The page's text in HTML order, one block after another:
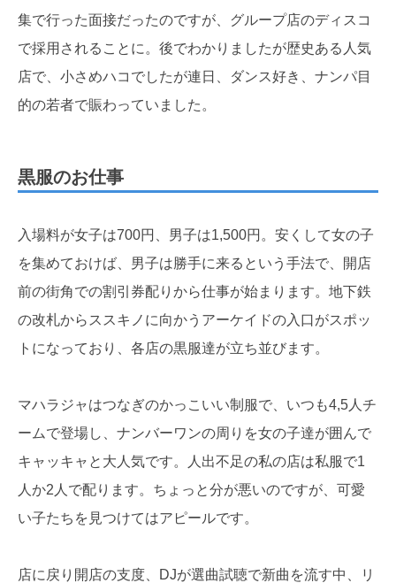
集で行った面接だったのですが、グループ店のディスコ
で採用されることに。後でわかりましたが歴史ある人気
店で、小さめハコでしたが連日、ダンス好き、ナンパ目
的の若者で賑わっていました。
黒服のお仕事
入場料が女子は700円、男子は1,500円。安くして女の子
を集めておけば、男子は勝手に来るという手法で、開店
前の街角での割引券配りから仕事が始まります。地下鉄
の改札からススキノに向かうアーケイドの入口がスポッ
トになっており、各店の黒服達が立ち並びます。
マハラジャはつなぎのかっこいい制服で、いつも4,5人チ
ームで登場し、ナンバーワンの周りを女の子達が囲んで
キャッキャと大人気です。人出不足の私の店は私服で1
人か2人で配ります。ちょっと分が悪いのですが、可愛
い子たちを見つけてはアピールです。
店に戻り開店の支度、DJが選曲試聴で新曲を流す中、リ